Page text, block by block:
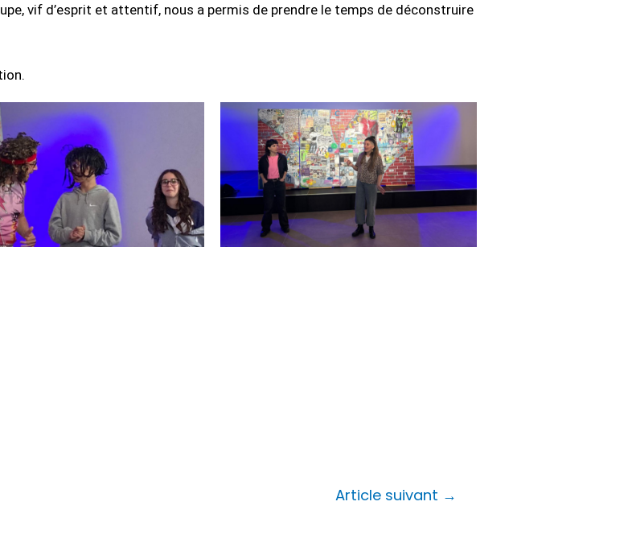
vif d’esprit et attentif, nous a permis de prendre le temps de déconstruire
Article suivant →